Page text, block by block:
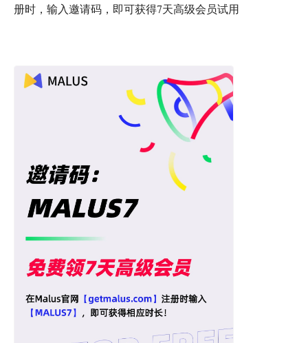
册时，输入邀请码，即可获得7天高级会员试用